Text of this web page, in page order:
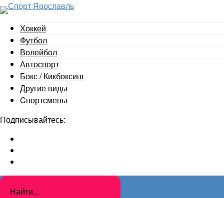
Хоккей
Футбол
Волейбол
Автоспорт
Бокс / Кикбоксинг
Другие виды
Cпортсмены
Подписывайтесь: